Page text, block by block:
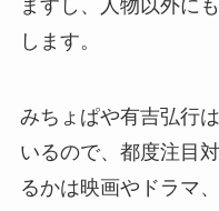
ますし、人物以外に
します。
みちょぱや有吉弘行
いるので、都度注目
るかは映画やドラマ